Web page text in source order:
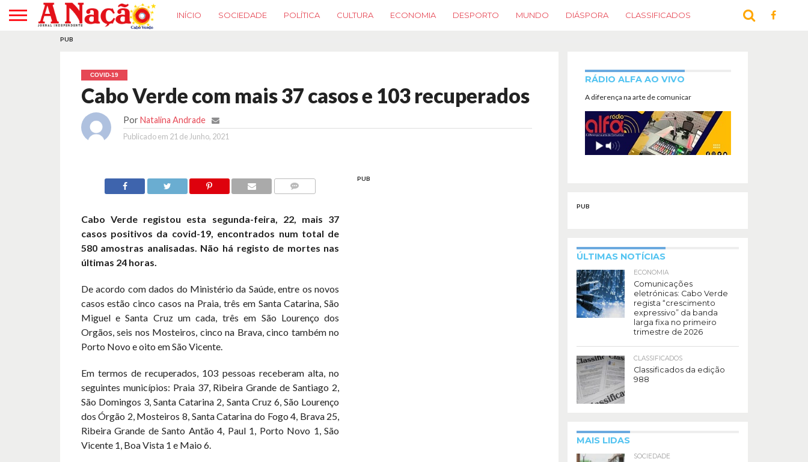
INÍCIO SOCIEDADE POLÍTICA CULTURA ECONOMIA DESPORTO MUNDO DIÁSPORA CLASSIFICADOS
PUB
COVID-19
Cabo Verde com mais 37 casos e 103 recuperados
Por Natalina Andrade
Publicado em 21 de Junho, 2021
Cabo Verde registou esta segunda-feira, 22, mais 37
casos positivos da covid-19, encontrados num total de
580 amostras analisadas. Não há registo de mortes nas
últimas 24 horas.
De acordo com dados do Ministério da Saúde, entre os novos
casos estão cinco casos na Praia, três em Santa Catarina, São
Miguel e Santa Cruz um cada, três em São Lourenço dos
Orgãos, seis nos Mosteiros, cinco na Brava, cinco também no
Porto Novo e oito em São Vicente.
Em termos de recuperados, 103 pessoas receberam alta, no
seguintes municípios: Praia 37, Ribeira Grande de Santiago 2,
São Domingos 3, Santa Catarina 2, Santa Cruz 6, São Lourenço
dos Órgão 2, Mosteiros 8, Santa Catarina do Fogo 4, Brava 25,
Ribeira Grande de Santo Antão 4, Paul 1, Porto Novo 1, São
Vicente 1, Boa Vista 1 e Maio 6.
PUB
RÁDIO ALFA AO VIVO
A diferença na arte de comunicar
PUB
ÚLTIMAS NOTÍCIAS
ECONOMIA
Comunicações
eletrónicas: Cabo Verde
regista “crescimento
expressivo” da banda
larga fixa no primeiro
trimestre de 2026
CLASSIFICADOS
Classificados da edição
988
MAIS LIDAS
SOCIEDADE